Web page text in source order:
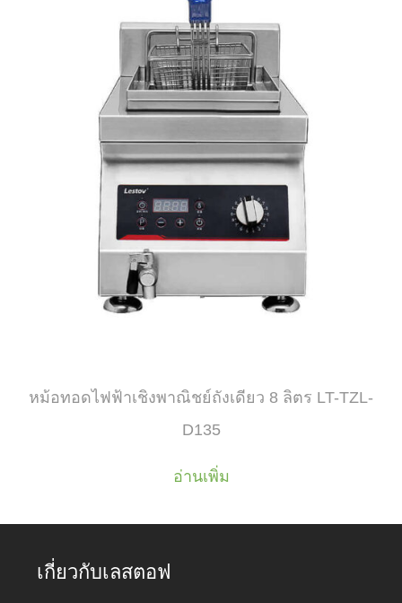
หม้อทอดไฟฟ้าเชิงพาณิชย์ถังเดียว 8 ลิตร LT-TZL-
D135
อ่านเพิ่ม
เกี่ยวกับเลสตอฟ